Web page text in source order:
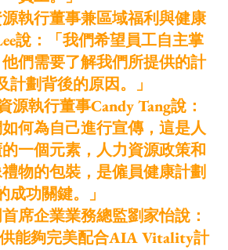
執行董事兼區域福利與健康
說：「我們希望員工自主掌
們需要了解我們所提供的計
計劃背後的原因。」
源執行董事Candy Tang說：
如何為自己進行宣傳，這是人
一個元素，人力資源政策和
物的包裝，是僱員健康計劃
成功關鍵。」
席企業業務總監劉家怡說：
供能夠完美配合AIA Vitality計